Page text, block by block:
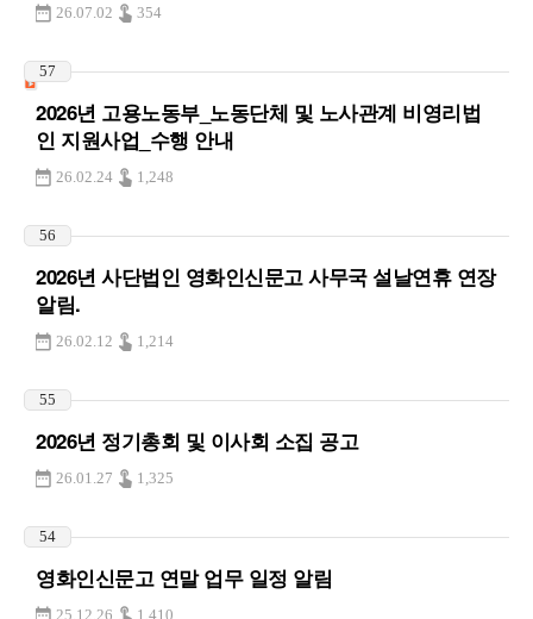
26.07.02 354
57
2026년 고용노동부_노동단체 및 노사관계 비영리법
인 지원사업_수행 안내
26.02.24 1,248
56
2026년 사단법인 영화인신문고 사무국 설날연휴 연장
알림.
26.02.12 1,214
55
2026년 정기총회 및 이사회 소집 공고
26.01.27 1,325
54
영화인신문고 연말 업무 일정 알림
25.12.26 1,410